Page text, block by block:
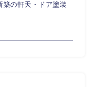
築の軒天・ドア塗装